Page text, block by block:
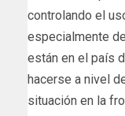
controlando el
especialmente
están en el país
hacerse a nivel
situación en la